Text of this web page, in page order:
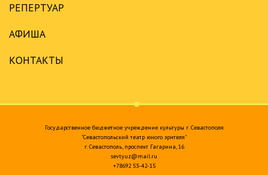
РЕПЕРТУАР
АФИША
КОНТАКТЫ
Государственное бюджетное учреждение культуры г. Севастополя
"Севастопольский театр юного зрителя"
г. Севастополь, проспект Гагарина, 16
sevtyuz@mail.ru
+78692 53-42-15